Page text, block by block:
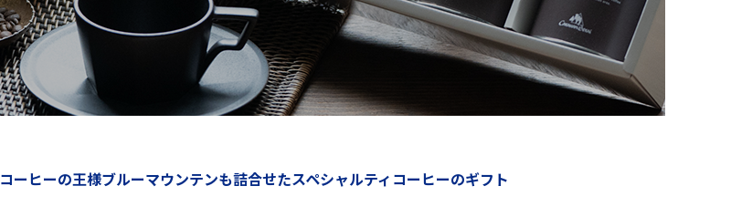
コーヒーの王様ブルーマウンテンも詰合せたスペシャルティコーヒーのギフト